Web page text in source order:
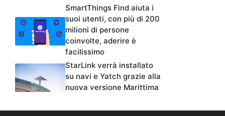
SmartThings Find aiuta i
suoi utenti, con più di 200
milioni di persone
coinvolte, aderire è
facilissimo
StarLink verrà installato
su navi e Yatch grazie alla
nuova versione Marittima